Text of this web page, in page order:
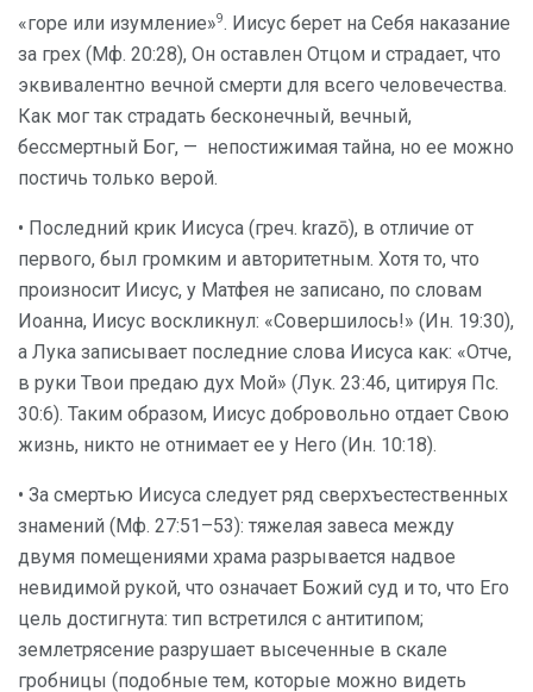
«горе или изумление»9. Иисус берет на Себя наказание
за грех (Мф. 20:28), Он оставлен Отцом и страдает, что
эквивалентно вечной смерти для всего человечества.
Как мог так страдать бесконечный, вечный,
бессмертный Бог, — непостижимая тайна, но ее можно
постичь только верой.
• Последний крик Иисуса (греч. krazō), в отличие от
первого, был громким и авторитетным. Хотя то, что
произносит Иисус, у Матфея не записано, по словам
Иоанна, Иисус воскликнул: «Совершилось!» (Ин. 19:30),
а Лука записывает последние слова Иисуса как: «Отче,
в руки Твои предаю дух Мой» (Лук. 23:46, цитируя Пс.
30:6). Таким образом, Иисус добровольно отдает Свою
жизнь, никто не отнимает ее у Него (Ин. 10:18).
• За смертью Иисуса следует ряд сверхъестественных
знамений (Мф. 27:51–53): тяжелая завеса между
двумя помещениями храма разрывается надвое
невидимой рукой, что означает Божий суд и то, что Его
цель достигнута: тип встретился с антитипом;
землетрясение разрушает высеченные в скале
гробницы (подобные тем, которые можно видеть